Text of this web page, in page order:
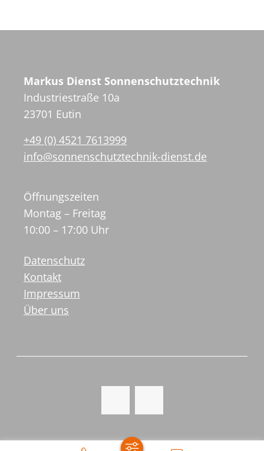
Markus Dienst Sonnenschutztechnik
Industriestraße 10a
23701 Eutin
+49 (0) 4521 7613999
info@sonnenschutztechnik-dienst.de
Öffnungszeiten
Montag – Freitag
10:00 – 17:00 Uhr
Datenschutz
Kontakt
Impressum
Über uns